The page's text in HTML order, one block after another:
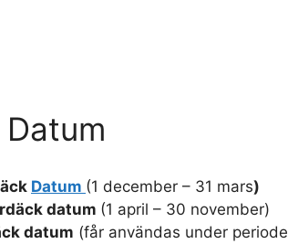
Datum (1 december – 31 mars)
datum (1 april – 30 november)
datum (får användas under